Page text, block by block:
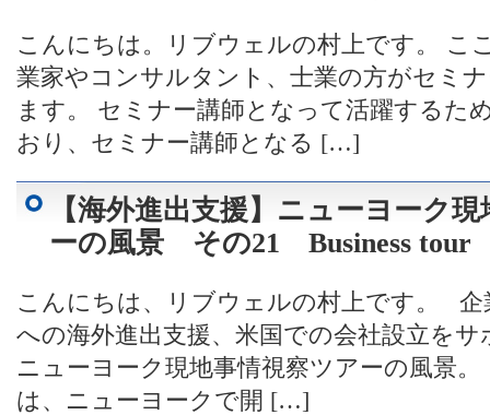
こんにちは。リブウェルの村上です。 こ
業家やコンサルタント、士業の方がセミ
ます。 セミナー講師となって活躍するた
おり、セミナー講師となる […]
【海外進出支援】ニューヨーク
ーの風景 その21 Business tour
こんにちは、リブウェルの村上です。
への海外進出支援、米国での会社設立を
ニューヨーク現地事情視察ツアーの風景
は、ニューヨークで開 […]